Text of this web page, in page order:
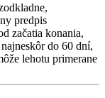
predpis
začatia konania,
do 60 dní,
lehotu primerane